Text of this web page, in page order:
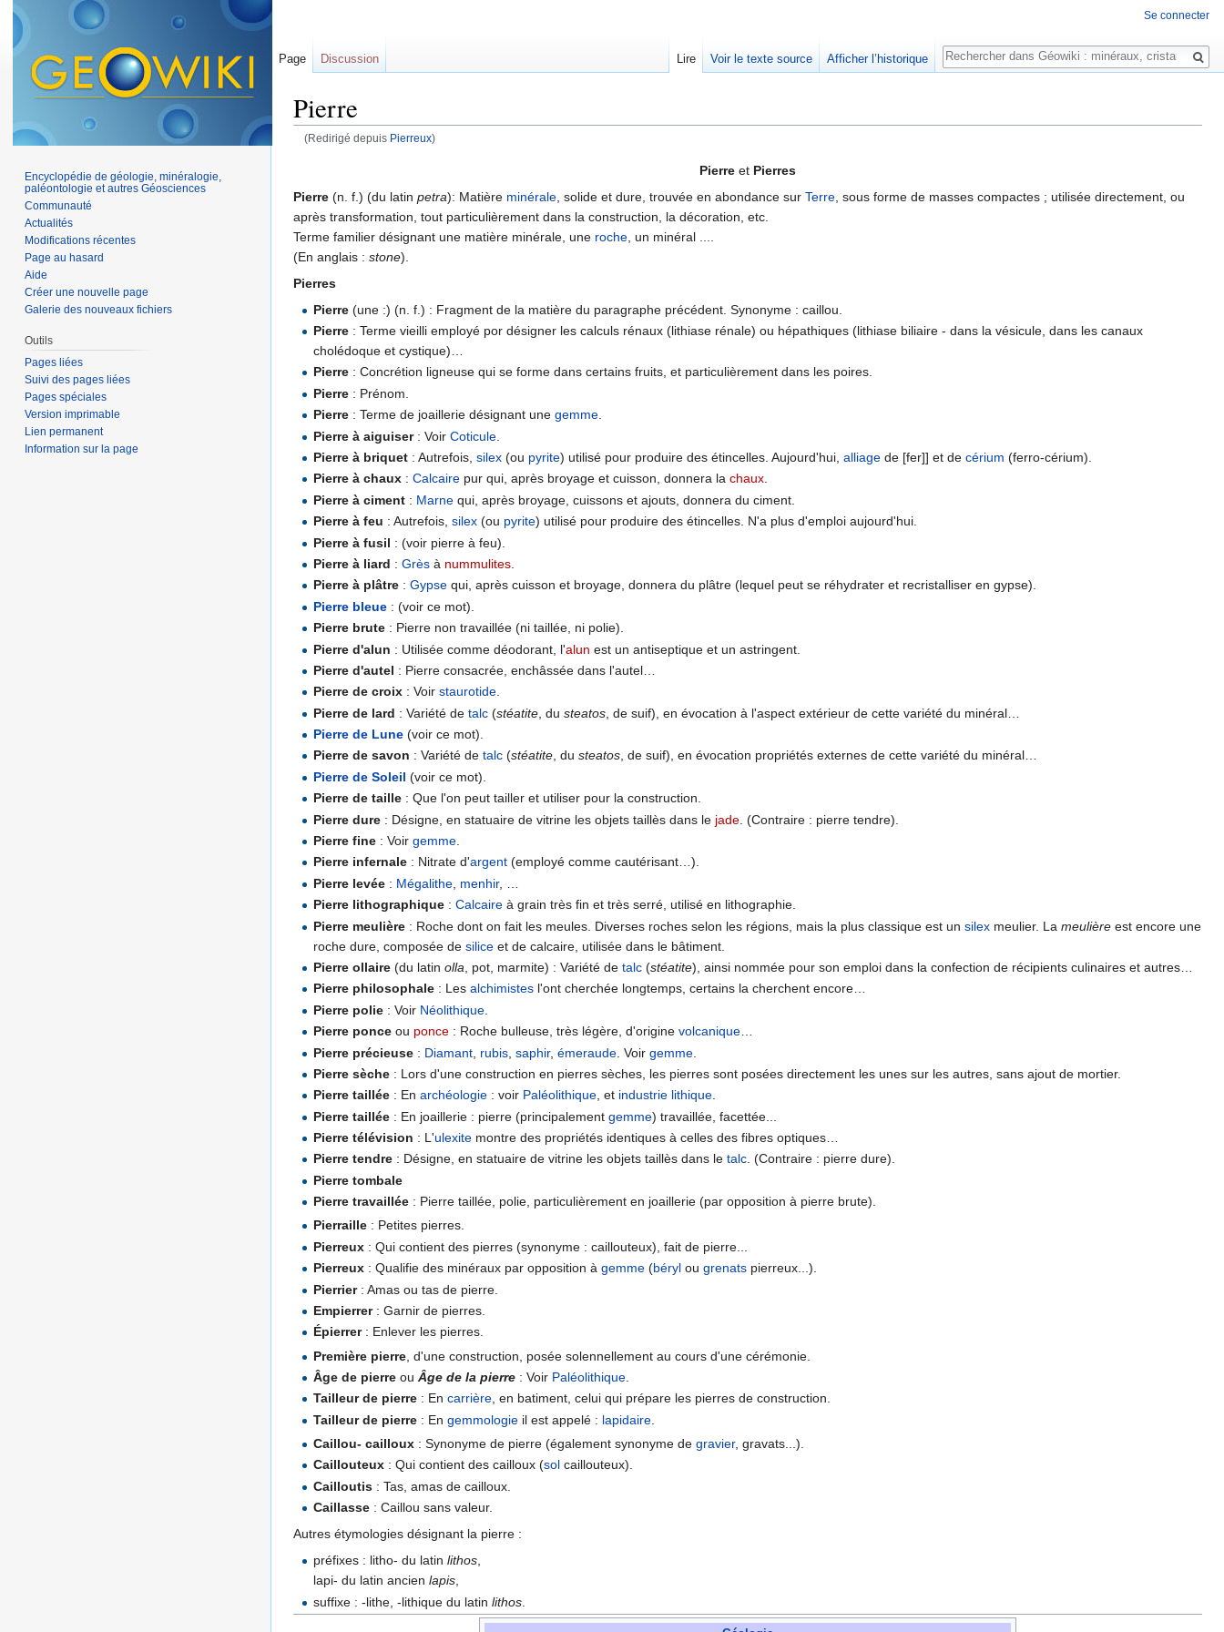
Pierre
(Redirigé depuis Pierreux)
Pierre et Pierres
Pierre (n. f.) (du latin petra): Matière minérale , solide et dure, trouvée en abondance sur Terre , sous forme de masses compactes ; utilisée directement, ou
après transformation, tout particulièrement dans la construction, la décoration, etc.
Terme familier désignant une matière minérale, une roche , un minéral ....
(En anglais : stone).
Pierres
Pierre (une :) (n. f.) : Fragment de la matière du paragraphe précédent. Synonyme : caillou.
Pierre : Terme vieilli employé por désigner les calculs rénaux (lithiase rénale) ou hépathiques (lithiase biliaire - dans la vésicule, dans les canaux
cholédoque et cystique)…
Pierre : Concrétion ligneuse qui se forme dans certains fruits, et particulièrement dans les poires.
Pierre : Prénom.
Pierre : Terme de joaillerie désignant unegemme.
Pierre à aiguiser: VoirCoticule
Pierre à briquet : Autrefois,silex (ou pyrite) utilisé pour produire des étincelles. Aujourd'hui,alliage de [fer]] et decérium (ferro-cérium).
Pierre à chaux :Calcaire pur qui, après broyage et cuisson, donnera lachaux.
Pierre à ciment : Marne qui, après broyage, cuissons et ajouts, donnera du ciment.
Pierre à feu : Autrefois,silex (ou pyrite) utilisé pour produire des étincelles. N'a plus d'emploi aujourd'hui.
Pierre à fusil : (voir pierre à feu).
Pierre à liard :Grès à nummulites
Pierre à plâtre :Gypse qui, après cuisson et broyage, donnera du plâtre (lequel peut se réhydrater et recristalliser en gypse).
Pierre bleue : (voir ce mot).
Pierre brute : Pierre non travaillée (ni taillée, ni polie).
Pierre d'alun : Utilisée comme déodorant, l'alun est un antiseptique et un astringent.
Pierre d'autel : Pierre consacrée, enchâssée dans l'autel…
Pierre de croix : Voirstaurotide.
Pierre de lard : Variété detalc (stéatite , dusteatos , de suif), en évocation à l'aspect extérieur de cette variété du minéral…
Pierre de Lune (voir ce mot).
Pierre de savon : Variété detalc (stéatite, dusteatos, de suif), en évocation propriétés externes de cette variété du minéral…
Pierre de Soleil (voir ce mot).
Pierre de taille : Que l'on peut tailler et utiliser pour la construction.
Pierre dure : Désigne, en statuaire de vitrine les objets taillès dans le jade . (Contraire : pierre tendre).
Pierre fine : Voirgemme
Pierre infernale : Nitrate d'argent (employé comme cautérisant…).
Pierre levée : Mégalithe menhir, …
Pierre lithographique :Calcaire à grain très fin et très serré, utilisé en lithographie.
Pierre meulière : Roche dont on fait les meules. Diverses roches selon les régions, mais la plus classique est unsilex meulier. Lameulière est encore une
roche dure, composée desilice et de calcaire, utilisée dans le bâtiment.
Pierre ollaire (du latinolla , pot, marmite) : Variété detalc (stéatite), ainsi nommée pour son emploi dans la confection de récipients culinaires et autres…
Pierre philosophale : Lesalchimistes l'ont cherchée longtemps, certains la cherchent encore…
Pierre polie : Voir Néolithique
Pierre ponce ou ponce : Roche bulleuse, très légère, d'originevolcanique
Pierre précieuse : Diamant rubis ,saphir,émeraude . Voirgemme
Pierre sèche : Lors d'une construction en pierres sèches, les pierres sont posées directement les unes sur les autres, sans ajout de mortier.
Pierre taillée : Enarchéologie : voir Paléolithique, et industrie lithique.
Pierre taillée : En joaillerie : pierre (principalementgemme) travaillée, facettée...
Pierre télévision : L'ulexite montre des propriétés identiques à celles des fibres optiques…
Pierre tendre : Désigne, en statuaire de vitrine les objets taillès dans letalc. (Contraire : pierre dure).
Pierre tombale
Pierre travaillée : Pierre taillée, polie, particulièrement en joaillerie (par opposition à pierre brute).
Pierraille : Petites pierres.
Pierreux : Qui contient des pierres (synonyme : caillouteux), fait de pierre...
Pierreux : Qualifie des minéraux par opposition àgemme (béryl ougrenats pierreux...).
Pierrier: Amas ou tas de pierre.
Empierrer: Garnir de pierres.
Épierrer: Enlever les pierres.
Première pierre , d'une construction, posée solennellement au cours d'une cérémonie.
Âge de pierre ouÂge de la pierre : Voir Paléolithique
Tailleur de pierre : Encarrière, en batiment, celui qui prépare les pierres de construction.
Tailleur de pierre : Engemmologie il est appelé : lapidaire
Caillou- cailloux : Synonyme de pierre (également synonyme degravier, gravats...).
Caillouteux : Qui contient des cailloux (sol caillouteux).
Cailloutis : Tas, amas de cailloux.
Caillasse : Caillou sans valeur.
Autres étymologies désignant la pierre :
préfixes : litho- du latinlithos
lapi- du latin ancienlapis
suffixe : -lithe, -lithique du latinlithos
Se connecter
Page Discussion Lire Voir le texte source Afficher l’historique
Rechercher
Encyclopédie de géologie, minéralogie,
paléontologie et autres Géosciences
Communauté
Actualités
Modifications récentes
Page au hasard
Aide
Créer une nouvelle page
Galerie des nouveaux fichiers
Outils
Pages liées
Suivi des pages liées
Pages spéciales
Version imprimable
Lien permanent
Information sur la page